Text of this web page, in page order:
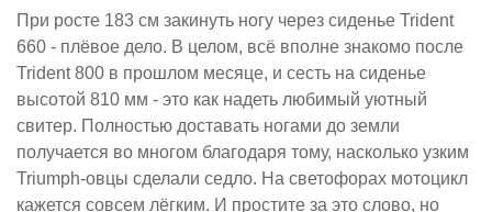
При росте 183 см закинуть ногу через сиденье Trident
660 - плёвое дело. В целом, всё вполне знакомо после
Trident 800 в прошлом месяце, и сесть на сиденье
высотой 810 мм - это как надеть любимый уютный
свитер. Полностью доставать ногами до земли
получается во многом благодаря тому, насколько узким
Triumph-овцы сделали седло. На светофорах мотоцикл
кажется совсем лёгким. И простите за это слово, но